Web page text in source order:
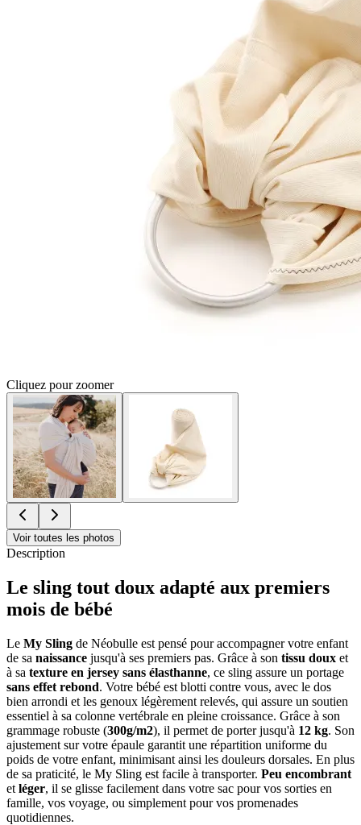
Cliquez pour zoomer
Voir toutes les photos
Description
Le sling tout doux adapté aux premiers
mois de bébé
Le My Sling de Néobulle est pensé pour accompagner votre enfant
de sa naissance jusqu'à ses premiers pas. Grâce à son tissu doux et
à sa texture en jersey sans élasthanne, ce sling assure un portage
sans effet rebond. Votre bébé est blotti contre vous, avec le dos
bien arrondi et les genoux légèrement relevés, qui assure un soutien
essentiel à sa colonne vertébrale en pleine croissance. Grâce à son
grammage robuste (300g/m2), il permet de porter jusqu'à 12 kg. Son
ajustement sur votre épaule garantit une répartition uniforme du
poids de votre enfant, minimisant ainsi les douleurs dorsales. En plus
de sa praticité, le My Sling est facile à transporter. Peu encombrant
et léger, il se glisse facilement dans votre sac pour vos sorties en
famille, vos voyage, ou simplement pour vos promenades
quotidiennes.